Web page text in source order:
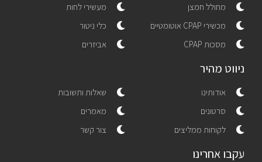
מחולל חמצן
מכשירי CPAP אוטומטיים
מסכות CPAP
מעשירי לחות
כלי ניטור
אביזרים
ניווט מהיר
אודותינו
סרטונים
לקוחות ממליצים
שאלות ותשובות
מאמרים
צור קשר
עקבו אחרינו